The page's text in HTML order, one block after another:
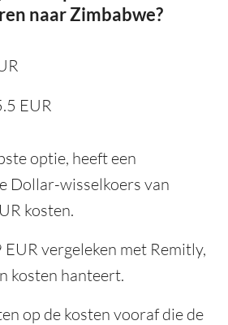
naar Zimbabwe?
EUR
optie, heeft een
Dollar-wisselkoers van
kosten.
vergeleken met Remitly,
kosten hanteert.
op de kosten vooraf die de